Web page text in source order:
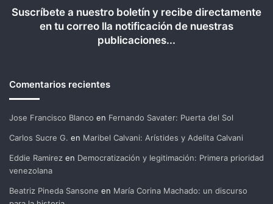
Suscríbete a nuestro boletín y recibe directamente
en tu correo lla notificación de nuestras
publicaciones...
Comentarios recientes
Jose Francisco Blanco en Fernando Savater: Puerta del Sol
Carlos Sucre G. en Maribel Calvani: Arístides y Adelita Calvani
Eddie Ramirez en Democratización y legitimación: Primera prioridad
venezolana
Beatriz Pineda Sansone en María Corina Machado: un discurso